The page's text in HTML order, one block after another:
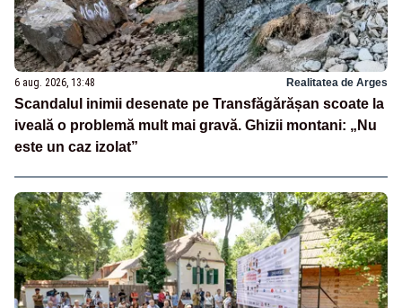
6 aug. 2026, 13:48 Realitatea de Arges
Scandalul inimii desenate pe Transfăgărășan scoate la
iveală o problemă mult mai gravă. Ghizii montani: „Nu
este un caz izolat”